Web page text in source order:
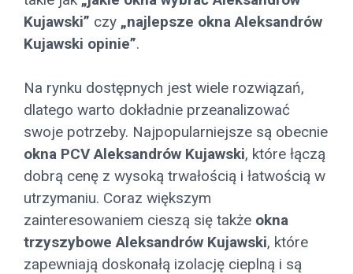
Kujawski” czy „najlepsze okna Aleksandrów
Kujawski opinie”.
Na rynku dostępnych jest wiele rozwiązań,
dlatego warto dokładnie przeanalizować
swoje potrzeby. Najpopularniejsze są obecnie
okna PCV Aleksandrów Kujawski, które łączą
dobrą cenę z wysoką trwałością i łatwością w
utrzymaniu. Coraz większym
zainteresowaniem cieszą się także okna
trzyszybowe Aleksandrów Kujawski, które
zapewniają doskonałą izolację cieplną i są